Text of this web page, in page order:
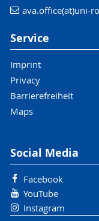
ava.office(at)uni-
Service
Imprint
Privacy
Barrierefreiheit
Maps
Social Media
Facebook
YouTube
Instagram